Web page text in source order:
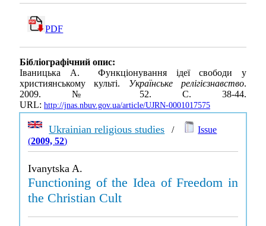
PDF
Бібліографічний опис:
Іваницька А. Функціонування ідеї свободи у
християнському культі. Українське релігієзнавство.
2009. № 52. С. 38-44.
URL: http://jnas.nbuv.gov.ua/article/UJRN-0001017575
Ukrainian religious studies /
Issue
(2009, 52)
Ivanytska A.
Functioning of the Idea of Freedom in
the Christian Cult